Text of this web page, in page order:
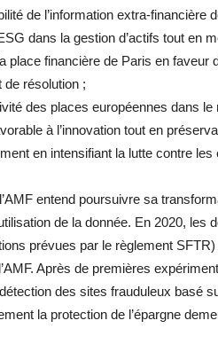
de l’information extra-
dans la gestion d’actifs tout en
place financière de Paris en faveur
de résolution ;
des places européennes dans
à l’innovation tout en
en intensifiant la lutte contre
entend poursuivre sa
de la donnée. En 2020,
prévues par le règlement
Après de premières
des sites frauduleux basé
la protection de l’épargne